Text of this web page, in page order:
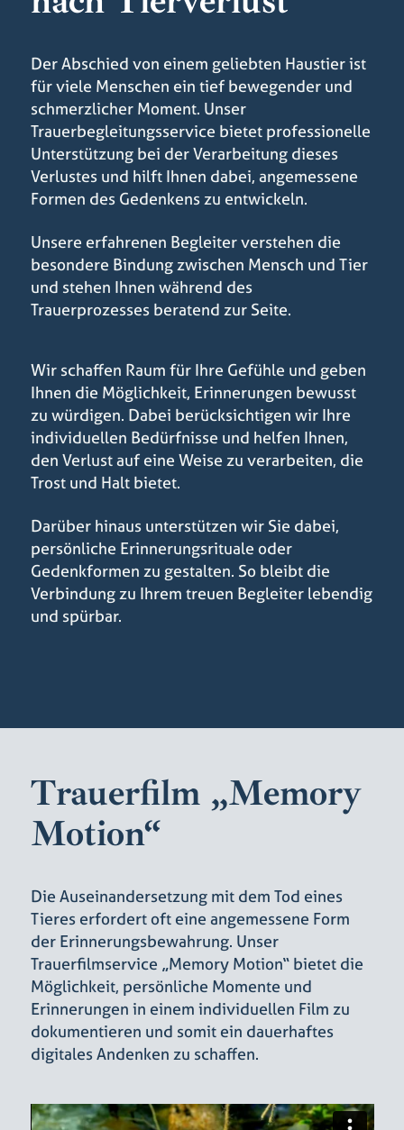
Der Abschied von einem geliebten Haustier ist
für viele Menschen ein tief bewegender und
schmerzlicher Moment. Unser
Trauerbegleitungsservice bietet professionelle
Unterstützung bei der Verarbeitung dieses
Verlustes und hilft Ihnen dabei, angemessene
Formen des Gedenkens zu entwickeln.
Unsere erfahrenen Begleiter verstehen die
besondere Bindung zwischen Mensch und Tier
und stehen Ihnen während des
Trauerprozesses beratend zur Seite.
Wir schaffen Raum für Ihre Gefühle und geben
Ihnen die Möglichkeit, Erinnerungen bewusst
zu würdigen. Dabei berücksichtigen wir Ihre
individuellen Bedürfnisse und helfen Ihnen,
den Verlust auf eine Weise zu verarbeiten, die
Trost und Halt bietet.
Darüber hinaus unterstützen wir Sie dabei,
persönliche Erinnerungsrituale oder
Gedenkformen zu gestalten. So bleibt die
Verbindung zu Ihrem treuen Begleiter lebendig
und spürbar.
Trauerfilm „Memory
Motion“
Die Auseinandersetzung mit dem Tod eines
Tieres erfordert oft eine angemessene Form
der Erinnerungsbewahrung. Unser
Trauerfilmservice „Memory Motion“ bietet die
Möglichkeit, persönliche Momente und
Erinnerungen in einem individuellen Film zu
dokumentieren und somit ein dauerhaftes
digitales Andenken zu schaffen.